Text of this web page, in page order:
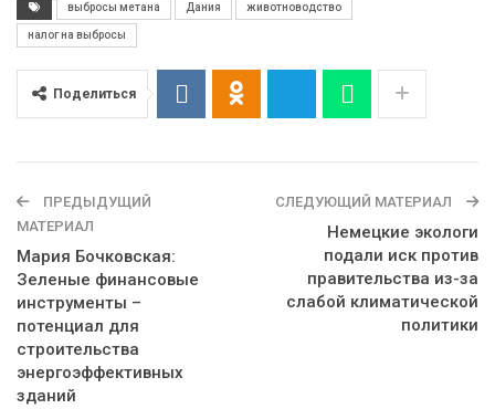
выбросы метана Дания животноводство
налог на выбросы
Поделиться
ПРЕДЫДУЩИЙ
МАТЕРИАЛ
Мария Бочковская:
Зеленые финансовые
инструменты –
потенциал для
строительства
энергоэффективных
зданий
СЛЕДУЮЩИЙ МАТЕРИАЛ
Немецкие экологи
подали иск против
правительства из-за
слабой климатической
политики